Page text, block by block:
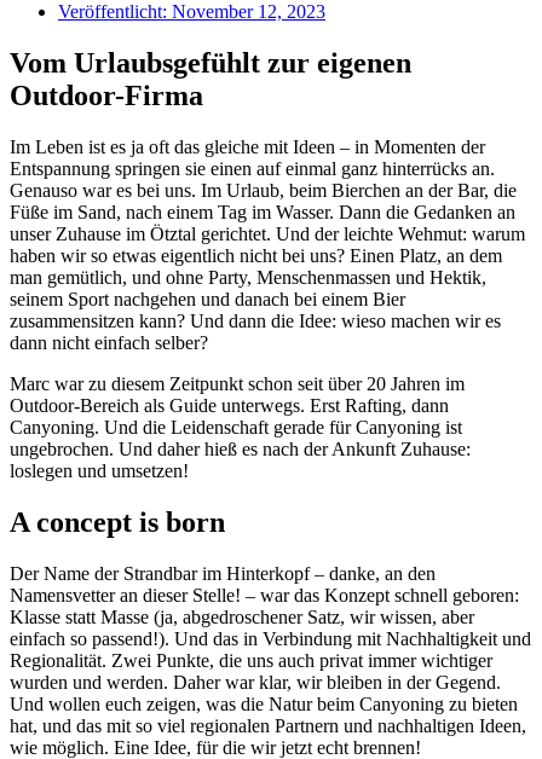
Veröffentlicht: November 12, 2023
Vom Urlaubsgefühlt zur eigenen
Outdoor-Firma
Im Leben ist es ja oft das gleiche mit Ideen – in Momenten der
Entspannung springen sie einen auf einmal ganz hinterrücks an.
Genauso war es bei uns. Im Urlaub, beim Bierchen an der Bar, die
Füße im Sand, nach einem Tag im Wasser. Dann die Gedanken an
unser Zuhause im Ötztal gerichtet. Und der leichte Wehmut: warum
haben wir so etwas eigentlich nicht bei uns? Einen Platz, an dem
man gemütlich, und ohne Party, Menschenmassen und Hektik,
seinem Sport nachgehen und danach bei einem Bier
zusammensitzen kann? Und dann die Idee: wieso machen wir es
dann nicht einfach selber?
Marc war zu diesem Zeitpunkt schon seit über 20 Jahren im
Outdoor-Bereich als Guide unterwegs. Erst Rafting, dann
Canyoning. Und die Leidenschaft gerade für Canyoning ist
ungebrochen. Und daher hieß es nach der Ankunft Zuhause:
loslegen und umsetzen!
A concept is born
Der Name der Strandbar im Hinterkopf – danke, an den
Namensvetter an dieser Stelle! – war das Konzept schnell geboren:
Klasse statt Masse (ja, abgedroschener Satz, wir wissen, aber
einfach so passend!). Und das in Verbindung mit Nachhaltigkeit und
Regionalität. Zwei Punkte, die uns auch privat immer wichtiger
wurden und werden. Daher war klar, wir bleiben in der Gegend.
Und wollen euch zeigen, was die Natur beim Canyoning zu bieten
hat, und das mit so viel regionalen Partnern und nachhaltigen Ideen,
wie möglich. Eine Idee, für die wir jetzt echt brennen!